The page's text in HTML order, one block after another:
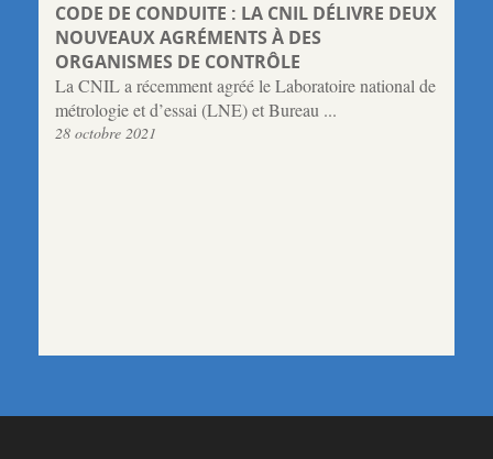
CODE DE CONDUITE : LA CNIL DÉLIVRE DEUX
NOUVEAUX AGRÉMENTS À DES
ORGANISMES DE CONTRÔLE
La CNIL a récemment agréé le Laboratoire national de
métrologie et d’essai (LNE) et Bureau ...
28 octobre 2021